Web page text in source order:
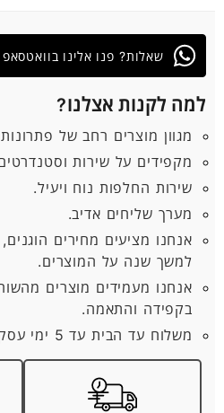
למה לקנות אצלנו?
מגוון מוצרים רחב של
מקפידים על שירות
שירות החלפות נוח ויעיל.
מערך שליחים אדיב.
אנחנו מציעים מחירים
למשך שנה על המוצרים.
אנחנו מעמידים מוצרים
בקפידה והתאמה.
משלוח עד הבית עד 5 ימי עסקים.
שאלות? פנו אלינו בוואטסאפ